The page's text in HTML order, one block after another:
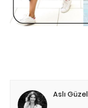
Aslı Güzel